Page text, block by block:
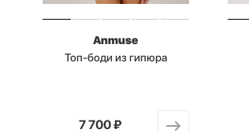
Anmuse
Топ-боди из гипюра
от7 700 ₽